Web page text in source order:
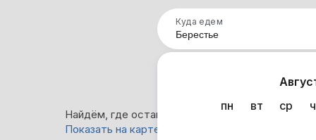
Куда едем
пн
вт ср
Найдём, где остановиться в Берестье: 0
Показать на карте